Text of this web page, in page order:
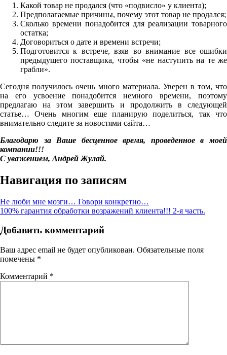
Какой товар не продался (что «подвисло» у клиента);
Предполагаемые причины, почему этот товар не продался;
Сколько времени понадобится для реализации товарного
остатка;
Договориться о дате и времени встречи;
Подготовится к встрече, взяв во внимание все ошибки
предыдущего поставщика, чтобы «не наступить на те же
грабли».
Сегодня получилось очень много материала. Уверен в том, что
на его усвоение понадобится немного времени, поэтому
предлагаю на этом завершить и продолжить в следующей
статье… Очень многим еще планирую поделиться, так что
внимательно следите за новостями сайта…
Благодарю за Ваше бесценное время, проведенное в моей
компании!!!
С уважением, Андрей Жулай.
Навигация по записям
Не люби мне мозги… Говори конкретно…
100% гарантия обработки возражений клиента!!! 2-я часть.
Добавить комментарий
Ваш адрес email не будет опубликован. Обязательные поля
помечены *
Комментарий *